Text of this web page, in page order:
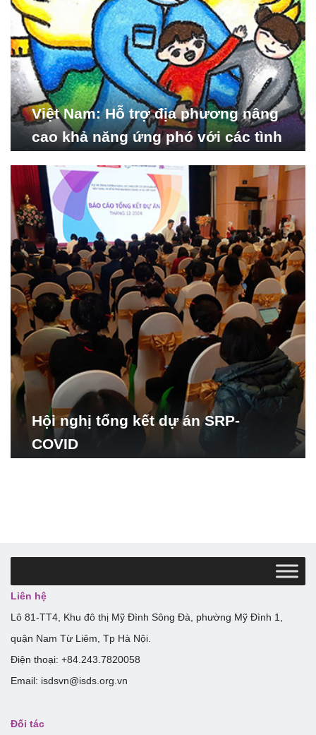
Việt Nam: Hỗ trợ địa phương nâng
cao khả năng ứng phó với các tình
Hội nghị tổng kết dự án SRP-
COVID
Liên hệ
Lô 81-TT4, Khu đô thị Mỹ Đình Sông Đà, phường Mỹ Đình 1,
quận Nam Từ Liêm, Tp Hà Nội.
Điện thoại: +84.243.7820058
Email: isdsvn@isds.org.vn
Đối tác